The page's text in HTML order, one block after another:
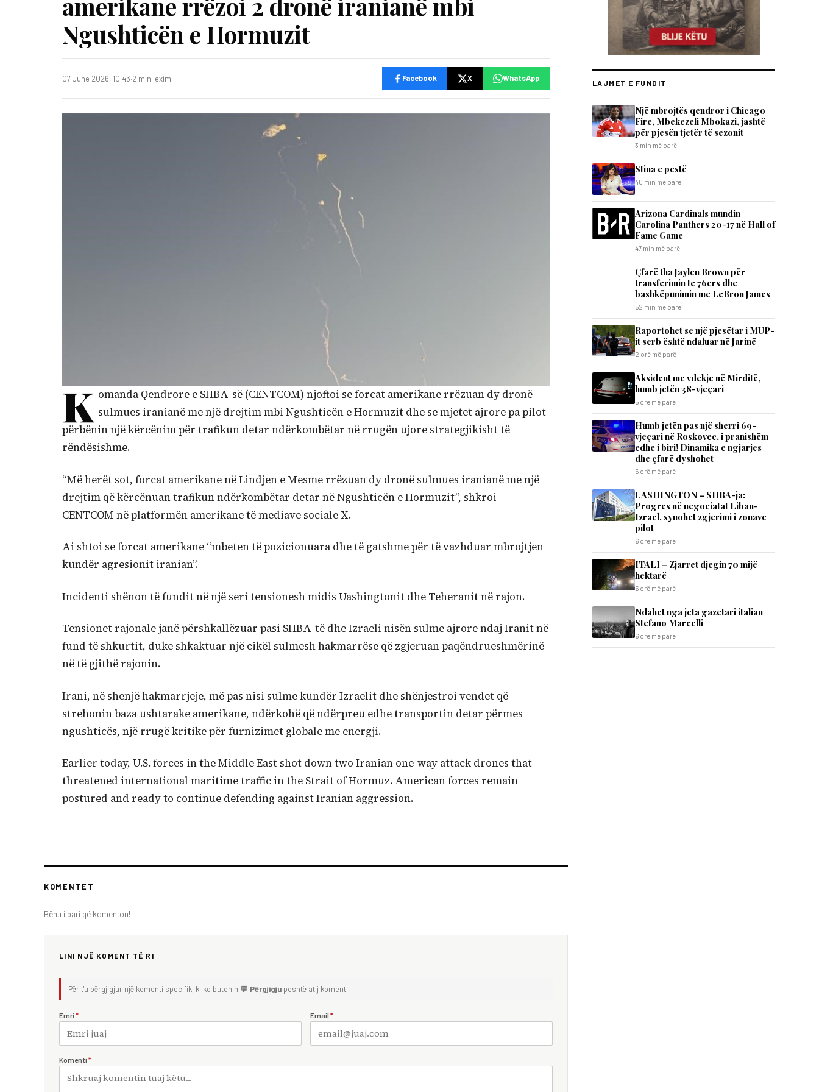
Ngushticën e Hormuzit
07 June 2026, 10:43·2 min lexim Facebook X WhatsApp
K omanda Qendrore e SHBA-së (CENTCOM) njoftoi se forcat amerikane rrëzuan dy dronë
sulmues iranianë me një drejtim mbi Ngushticën e Hormuzit dhe se mjetet ajrore pa pilot
përbënin një kërcënim për trafikun detar ndërkombëtar në rrugën ujore strategjikisht të
rëndësishme.
“Më herët sot, forcat amerikane në Lindjen e Mesme rrëzuan dy dronë sulmues iranianë me një
drejtim që kërcënuan trafikun ndërkombëtar detar në Ngushticën e Hormuzit”, shkroi
CENTCOM në platformën amerikane të mediave sociale X.
Ai shtoi se forcat amerikane “mbeten të pozicionuara dhe të gatshme për të vazhduar mbrojtjen
kundër agresionit iranian”.
Incidenti shënon të fundit në një seri tensionesh midis Uashingtonit dhe Teheranit në rajon.
Tensionet rajonale janë përshkallëzuar pasi SHBA-të dhe Izraeli nisën sulme ajrore ndaj Iranit në
fund të shkurtit, duke shkaktuar një cikël sulmesh hakmarrëse që zgjeruan paqëndrueshmërinë
në të gjithë rajonin.
Irani, në shenjë hakmarrjeje, më pas nisi sulme kundër Izraelit dhe shënjestroi vendet që
strehonin baza ushtarake amerikane, ndërkohë që ndërpreu edhe transportin detar përmes
ngushticës, një rrugë kritike për furnizimet globale me energji.
Earlier today, U.S. forces in the Middle East shot down two Iranian one-way attack drones that
threatened international maritime traffic in the Strait of Hormuz. American forces remain
postured and ready to continue defending against Iranian aggression.
KOMENTET
Bëhu i pari që komenton!
LINI NJË KOMENT TË RI
Për t'u përgjigjur një komenti specifik, kliko butonin 💬 Përgjigju poshtë atij komenti.
Emri * Email *
Komenti *
LAJMET E FUNDIT
Një mbrojtës qendror i Chicago
Fire, Mbekezeli Mbokazi, jashtë
për pjesën tjetër të sezonit
3 min më parë
Stina e pestë
40 min më parë
Arizona Cardinals mundin
Carolina Panthers 20-17 në Hall of
Fame Game
47 min më parë
Çfarë tha Jaylen Brown për
transferimin te 76ers dhe
bashkëpunimin me LeBron James
52 min më parë
Raportohet se një pjesëtar i MUP-
it serb është ndaluar në Jarinë
2 orë më parë
Aksident me vdekje në Mirditë,
humb jetën 38-vjeçari
5 orë më parë
Humb jetën pas një sherri 69-
vjeçari në Roskovec, i pranishëm
edhe i biri! Dinamika e ngjarjes
dhe çfarë dyshohet
5 orë më parë
UASHINGTON – SHBA-ja:
Progres në negociatat Liban-
Izrael, synohet zgjerimi i zonave
pilot
6 orë më parë
ITALI – Zjarret djegin 70 mijë
hektarë
6 orë më parë
Ndahet nga jeta gazetari italian
Stefano Marcelli
6 orë më parë